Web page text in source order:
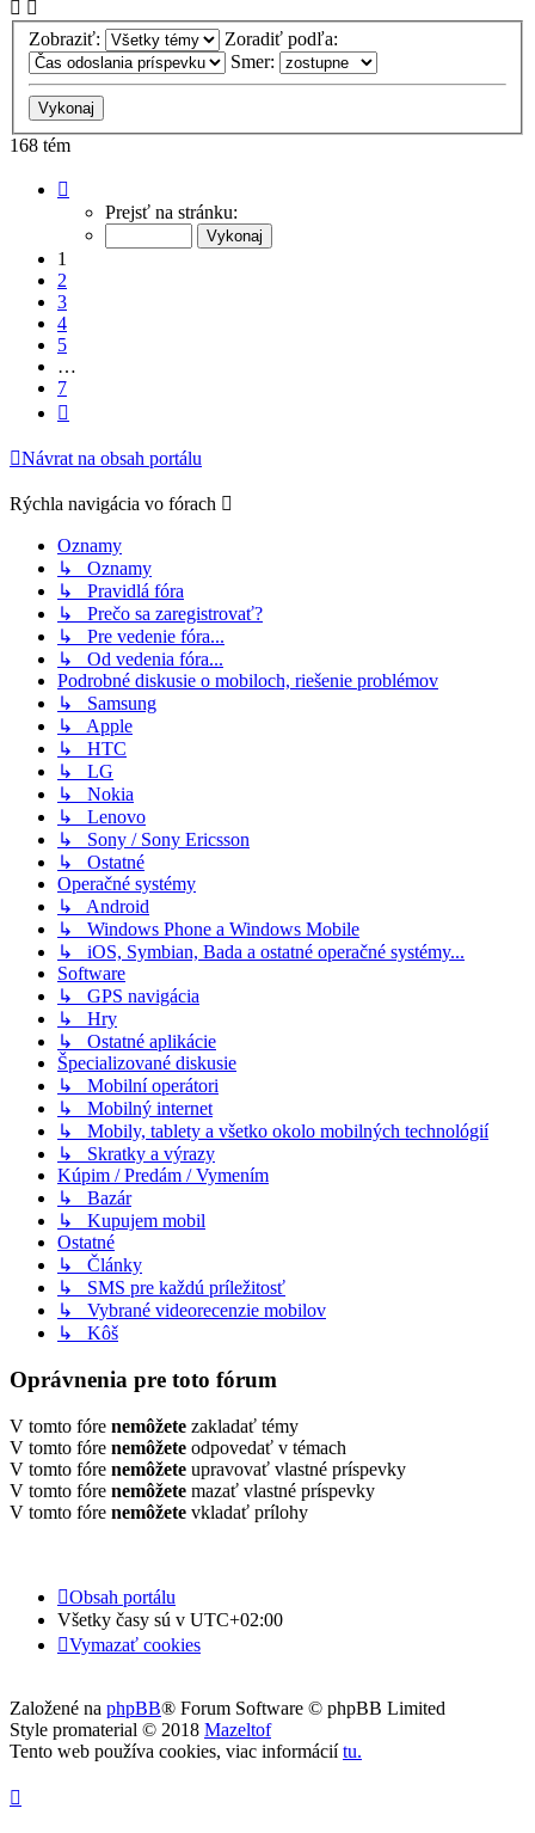
Zobraziť:
Zoradiť podľa:
Smer:
168 tém
Prejsť na stránku:
1
2
3
4
5
…
7
Návrat na obsah portálu
Rýchla navigácia vo fórach
Oznamy
↳ Oznamy
↳ Pravidlá fóra
↳ Prečo sa zaregistrovať?
↳ Pre vedenie fóra...
↳ Od vedenia fóra...
Podrobné diskusie o mobiloch, riešenie problémov
↳ Samsung
↳ Apple
↳ HTC
↳ LG
↳ Nokia
↳ Lenovo
↳ Sony / Sony Ericsson
↳ Ostatné
Operačné systémy
↳ Android
↳ Windows Phone a Windows Mobile
↳ iOS, Symbian, Bada a ostatné operačné systémy...
Software
↳ GPS navigácia
↳ Hry
↳ Ostatné aplikácie
Špecializované diskusie
↳ Mobilní operátori
↳ Mobilný internet
↳ Mobily, tablety a všetko okolo mobilných technológií
↳ Skratky a výrazy
Kúpim / Predám / Vymením
↳ Bazár
↳ Kupujem mobil
Ostatné
↳ Články
↳ SMS pre každú príležitosť
↳ Vybrané videorecenzie mobilov
↳ Kôš
Oprávnenia pre toto fórum
V tomto fóre nemôžete zakladať témy
V tomto fóre nemôžete odpovedať v témach
V tomto fóre nemôžete upravovať vlastné príspevky
V tomto fóre nemôžete mazať vlastné príspevky
V tomto fóre nemôžete vkladať prílohy
Obsah portálu
Všetky časy sú v UTC+02:00
Vymazať cookies
Založené na phpBB® Forum Software © phpBB Limited
Style promaterial © 2018 Mazeltof
Tento web používa cookies, viac informáciítu.